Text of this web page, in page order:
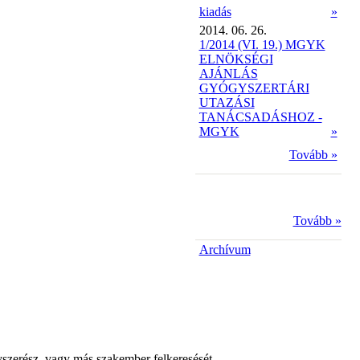
kiadás
»
2014. 06. 26.
1/2014 (VI. 19.) MGYK
ELNÖKSÉGI
AJÁNLÁS
GYÓGYSZERTÁRI
UTAZÁSI
TANÁCSADÁSHOZ -
MGYK
»
Tovább »
Tovább »
Archívum